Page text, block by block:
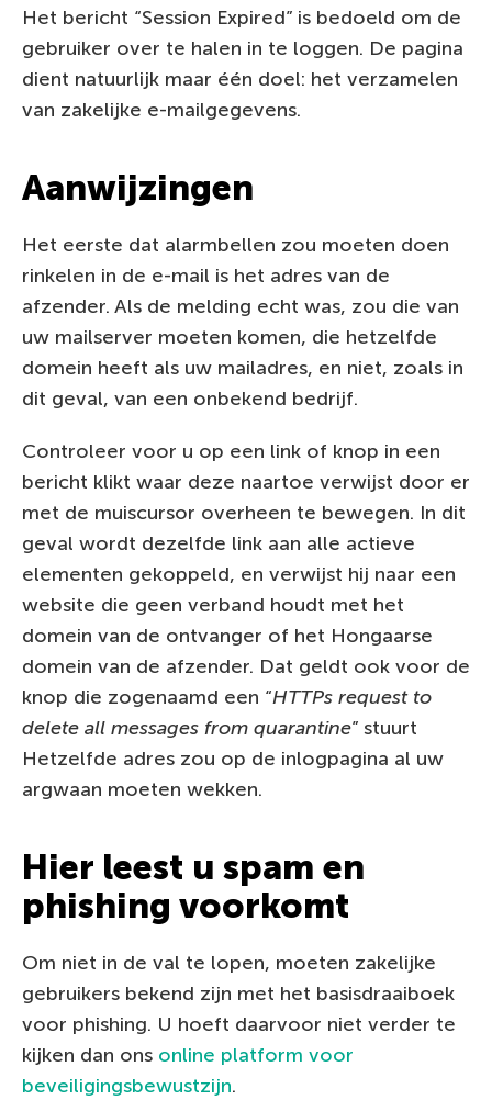
Het bericht “Session Expired” is bedoeld om de
gebruiker over te halen in te loggen. De pagina
dient natuurlijk maar één doel: het verzamelen
van zakelijke e-mailgegevens.
Aanwijzingen
Het eerste dat alarmbellen zou moeten doen
rinkelen in de e-mail is het adres van de
afzender. Als de melding echt was, zou die van
uw mailserver moeten komen, die hetzelfde
domein heeft als uw mailadres, en niet, zoals in
dit geval, van een onbekend bedrijf.
Controleer voor u op een link of knop in een
bericht klikt waar deze naartoe verwijst door er
met de muiscursor overheen te bewegen. In dit
geval wordt dezelfde link aan alle actieve
elementen gekoppeld, en verwijst hij naar een
website die geen verband houdt met het
domein van de ontvanger of het Hongaarse
domein van de afzender. Dat geldt ook voor de
knop die zogenaamd een “HTTPs request to
delete all messages from quarantine” stuurt
Hetzelfde adres zou op de inlogpagina al uw
argwaan moeten wekken.
Hier leest u spam en
phishing voorkomt
Om niet in de val te lopen, moeten zakelijke
gebruikers bekend zijn met het basisdraaiboek
voor phishing. U hoeft daarvoor niet verder te
kijken dan ons online platform voor
beveiligingsbewustzijn.